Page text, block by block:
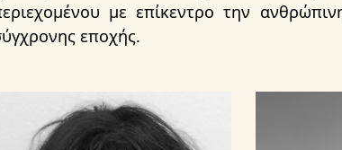
με επίκεντρο την
εποχής.